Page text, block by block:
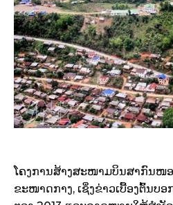
ໂຄງການສ້າງສະໜາມບິນສາກົນໜ
ຂະໜາດກາງ, ເຊິ່ງຂ່າວເບື້ອງຕົ້ນບອ